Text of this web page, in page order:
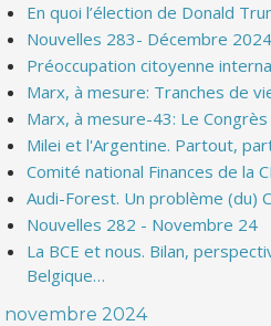
En quoi l’élection de Donald
Nouvelles 283- Décembre 2024
Préoccupation citoyenne
Marx, à mesure: Tranches de
Marx, à mesure-43: Le
Milei et l'Argentine. Partout,
Comité national Finances de la
Audi-Forest. Un problème (du)
Nouvelles 282 - Novembre 24
La BCE et nous. Bilan,
Belgique…
novembre 2024